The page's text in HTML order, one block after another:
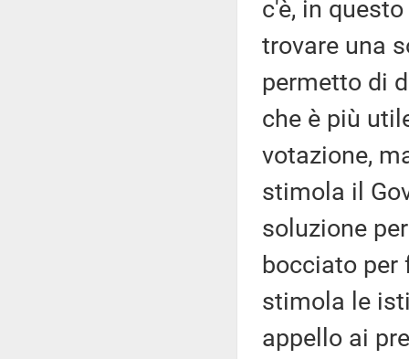
c'è, in
trovare una
permetto di
che è più
votazione,
stimola il
soluzione
bocciato per
stimola le
appello ai